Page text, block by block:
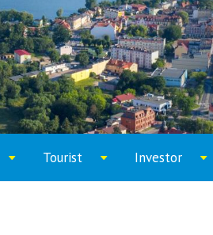
Expand
menu
Tourist
Expand
menu
Investor